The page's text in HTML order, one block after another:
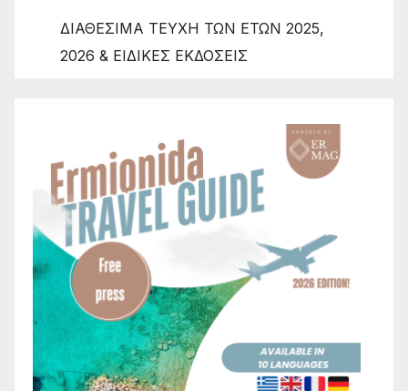
ΔΙΑΘΕΣΙΜΑ ΤΕΥΧΗ ΤΩΝ ΕΤΩΝ 2025,
2026 & ΕΙΔΙΚΕΣ ΕΚΔΟΣΕΙΣ